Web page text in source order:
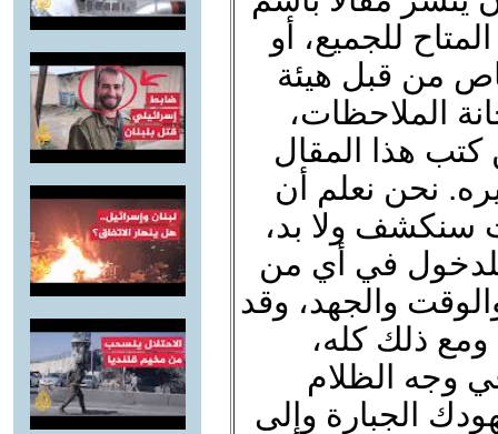
للجميع، أو
من قبل هيئة
الملاحظات،
هذا المقال
نحن نعلم أن
سنكشف ولا بد،
للدخول في أي من
والجهد، وقد
ومع ذلك كله،
وجه الظلام
الجبارة وإلى